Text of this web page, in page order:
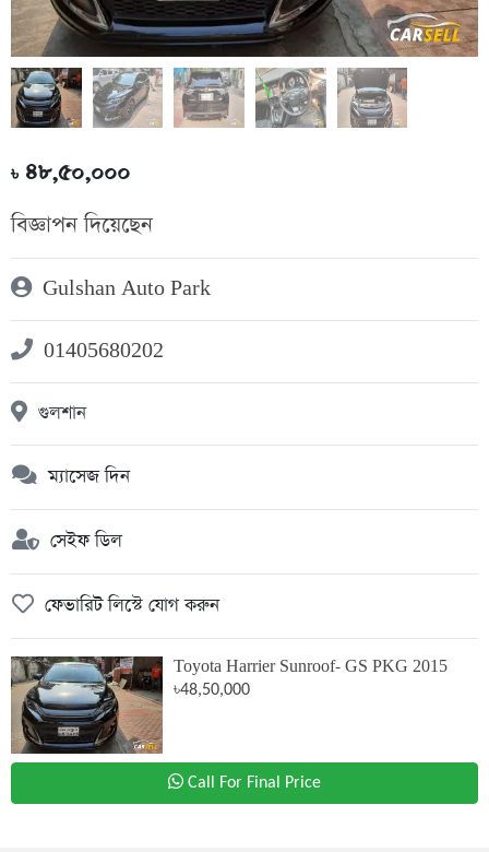
৳৪৮,৫০,০০০
বিজ্ঞাপন দিয়েছেন
Gulshan Auto Park
01405680202
গুলশান
ম্যাসেজ দিন
সেইফ ডিল
ফেভারিট লিস্টে যোগ করুন
Toyota Harrier Sunroof- GS PKG 2015
৳48,50,000
Call For Final Price